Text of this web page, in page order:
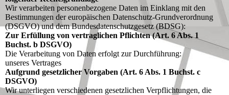
Wir verarbeiten personenbezogene Daten im Einklang mit den
Bestimmungen der europäischen Datenschutz-Grundverordnung
(DSGVO) und dem Bundesdatenschutzgesetz (BDSG):
Zur Erfüllung von vertraglichen Pflichten (Art. 6 Abs. 1
Buchst. b DSGVO)
Die Verarbeitung von Daten erfolgt zur Durchführung:
unseres Vertrages
Aufgrund gesetzlicher Vorgaben (Art. 6 Abs. 1 Buchst. c
DSGVO)
Wir unterliegen verschiedenen gesetzlichen Verpflichtungen, die